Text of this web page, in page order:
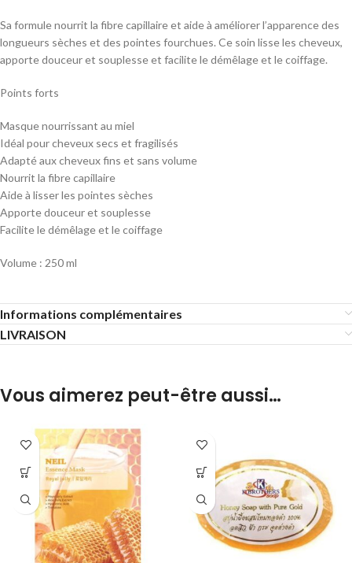
Sa formule nourrit la fibre capillaire et aide à améliorer l’apparence des
longueurs sèches et des pointes fourchues. Ce soin lisse les cheveux,
apporte douceur et souplesse et facilite le démêlage et le coiffage.
Points forts
Masque nourrissant au miel
Idéal pour cheveux secs et fragilisés
Adapté aux cheveux fins et sans volume
Nourrit la fibre capillaire
Aide à lisser les pointes sèches
Apporte douceur et souplesse
Facilite le démêlage et le coiffage
Volume : 250 ml
Informations complémentaires
LIVRAISON
Vous aimerez peut-être aussi…